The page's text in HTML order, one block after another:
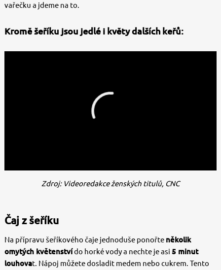
vařečku a jdeme na to.
Kromě šeříku jsou jedlé i květy dalších keřů:
Zdroj: Videoredakce ženských titulů, CNC
Čaj z šeříku
Na přípravu šeříkového čaje jednoduše ponořte několik
omytých květenstvído horké vody a nechte je asi 5 minut
louhovat. Nápoj můžete dosladit medem nebo cukrem. Tento